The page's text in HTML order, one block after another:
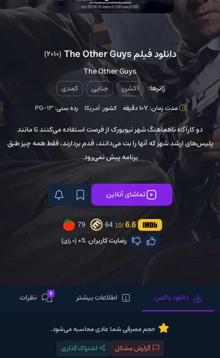
دانلود فیلم The Other Guys (2010)
The Other Guys
ژانرها: اکشن جنایی کمدی
مدت زمان: 107 دقیقه کشور:آمریکا رده سنی:PG-13
دو کارآگاه ناهماهنگ شهر نیویورک از فرصت استفاده می‌کنند تا مانند
پلیس‌های ارشد شهر که آنها را بت می‌دانند، قدم بردارند، فقط همه چیز طبق
برنامه پیش نمی‌رود.
تماشای آنلاین
6.6
/10
64
79
رضایت کاربران 0%(0 رای)
دانلود باکس اطلاعات بیشتر 0 نظرات
حجم مصرفی شما عادی محاسبه می‌شود.
گزارش مشکل
اشتراک گذاری